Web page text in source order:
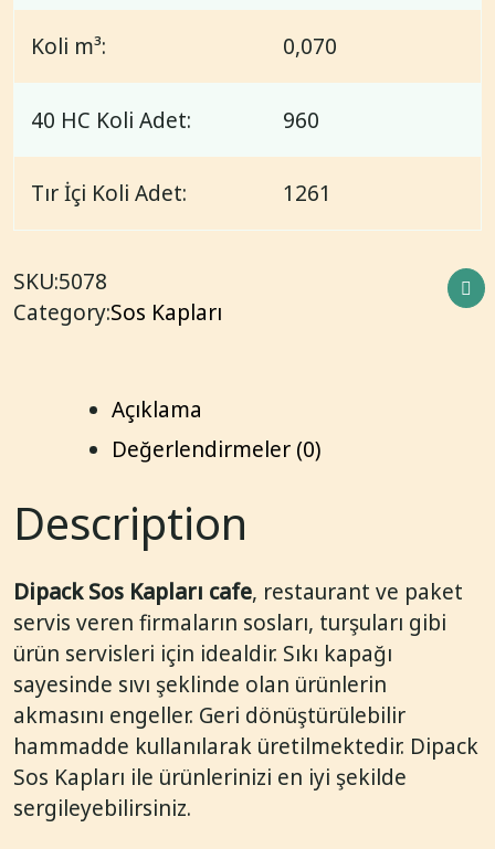
Koli m³: 0,070
40 HC Koli Adet: 960
Tır İçi Koli Adet: 1261
SKU:5078
Category:Sos Kapları
Açıklama
Değerlendirmeler (0)
Description
Dipack Sos Kapları cafe, restaurant ve paket
servis veren firmaların sosları, turşuları gibi
ürün servisleri için idealdir. Sıkı kapağı
sayesinde sıvı şeklinde olan ürünlerin
akmasını engeller. Geri dönüştürülebilir
hammadde kullanılarak üretilmektedir. Dipack
Sos Kapları ile ürünlerinizi en iyi şekilde
sergileyebilirsiniz.